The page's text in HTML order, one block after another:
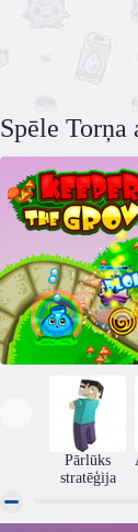
Spēle Torņa
Pārlūks
stratēģija